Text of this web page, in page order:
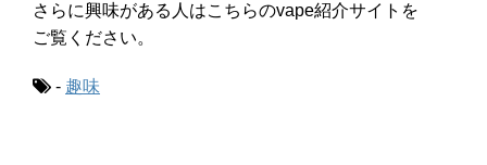
さらに興味がある人はこちらのvape紹介サイトを
ご覧ください。
- 趣味